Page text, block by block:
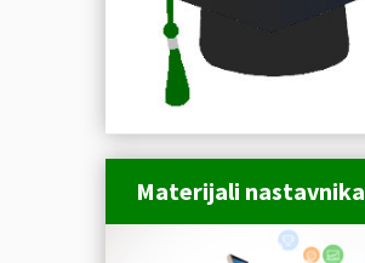
Materijali nastavnika